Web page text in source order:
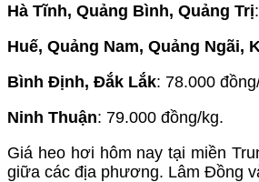
Hà Tĩnh, Quảng Bình, Quảng Trị
Huế, Quảng Nam, Quảng Ngãi,
Bình Định, Đắk Lắk: 78.000
Ninh Thuận: 79.000 đồng/kg.
Giá heo hơi hôm nay tại miền
giữa các địa phương. Lâm Đồng